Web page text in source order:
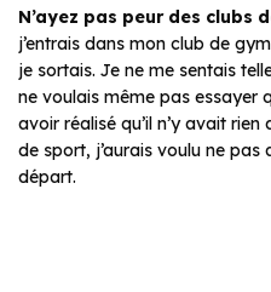
N’ayez pas peur des clubs
j’entrais dans mon club de
je sortais. Je ne me sentais
ne voulais même pas essayer
avoir réalisé qu’il n’y avait
de sport, j’aurais voulu ne
départ.